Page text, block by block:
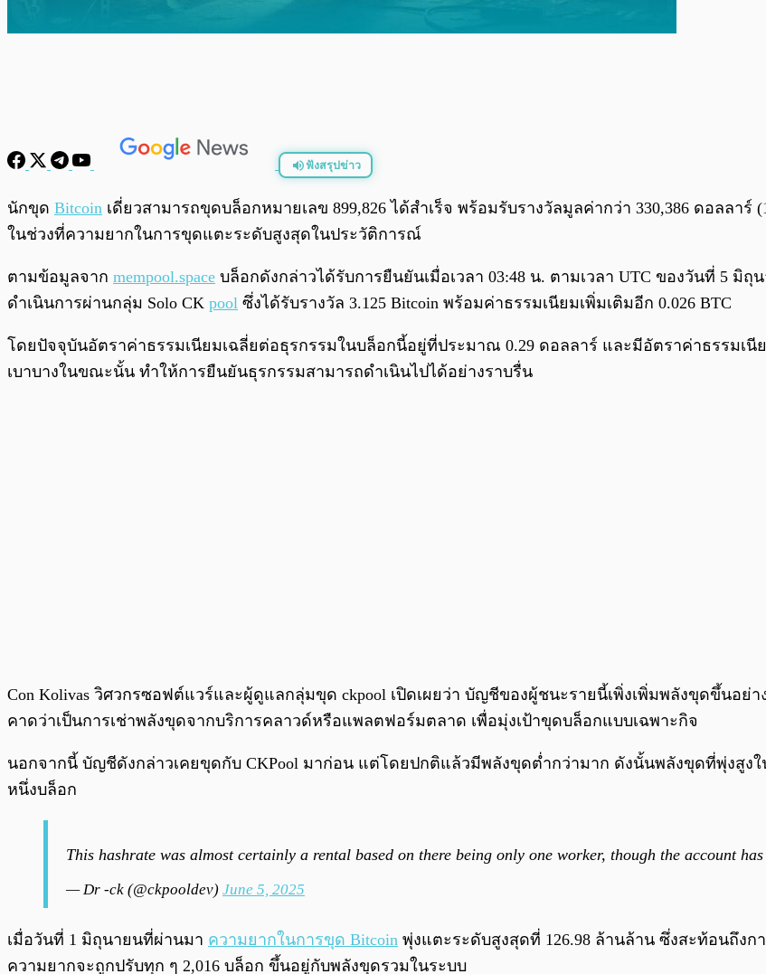
ฟังสรุปข่าว
พร้อมเล่น
นักขุด Bitcoin เดี่ยวสามารถขุดบล็อกหมายเลข 899,826 ได้สำเร็จ พร้อมรับรางวัลมูลค่ากว่า 330,386 ดอลลา
ในช่วงที่ความยากในการขุดแตะระดับสูงสุดในประวัติการณ์
ตามข้อมูลจาก mempool.space บล็อกดังกล่าวได้รับการยืนยันเมื่อเวลา 03:48 น. ตามเวลา UTC ของวันที่ 5
ดำเนินการผ่านกลุ่ม Solo CK pool ซึ่งได้รับรางวัล 3.125 Bitcoin พร้อมค่าธรรมเนียมเพิ่มเติมอีก 0.026 BTC
โดยปัจจุบันอัตราค่าธรรมเนียมเฉลี่ยต่อธุรกรรมในบล็อกนี้อยู่ที่ประมาณ 0.29 ดอลลาร์ และมีอัตราค่าธรรมเนี
เบาบางในขณะนั้น ทำให้การยืนยันธุรกรรมสามารถดำเนินไปได้อย่างราบรื่น
Con Kolivas วิศวกรซอฟต์แวร์และผู้ดูแลกลุ่มขุด ckpool เปิดเผยว่า บัญชีของผู้ชนะรายนี้เพิ่งเพิ่มพลังขุดขึ้นอย่
คาดว่าเป็นการเช่าพลังขุดจากบริการคลาวด์หรือแพลตฟอร์มตลาด เพื่อมุ่งเป้าขุดบล็อกแบบเฉพาะกิจ
นอกจากนี้ บัญชีดังกล่าวเคยขุดกับ CKPool มาก่อน แต่โดยปกติแล้วมีพลังขุดต่ำกว่ามาก ดังนั้นพลังขุดที่พุ่งสูงใ
หนึ่งบล็อก
This hashrate was almost certainly a rental based on there being only one worker, though the account
— Dr -ck (@ckpooldev) June 5, 2025
เมื่อวันที่ 1 มิถุนายนที่ผ่านมา ความยากในการขุด Bitcoin พุ่งแตะระดับสูงสุดที่ 126.98 ล้านล้าน ซึ่งสะท้อนถึง
ความยากจะถูกปรับทุก ๆ 2,016 บล็อก ขึ้นอยู่กับพลังขุดรวมในระบบ